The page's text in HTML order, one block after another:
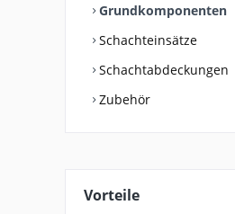
Grundkomponenten
Schachteinsätze
Schachtabdeckungen
Zubehör
Vorteile